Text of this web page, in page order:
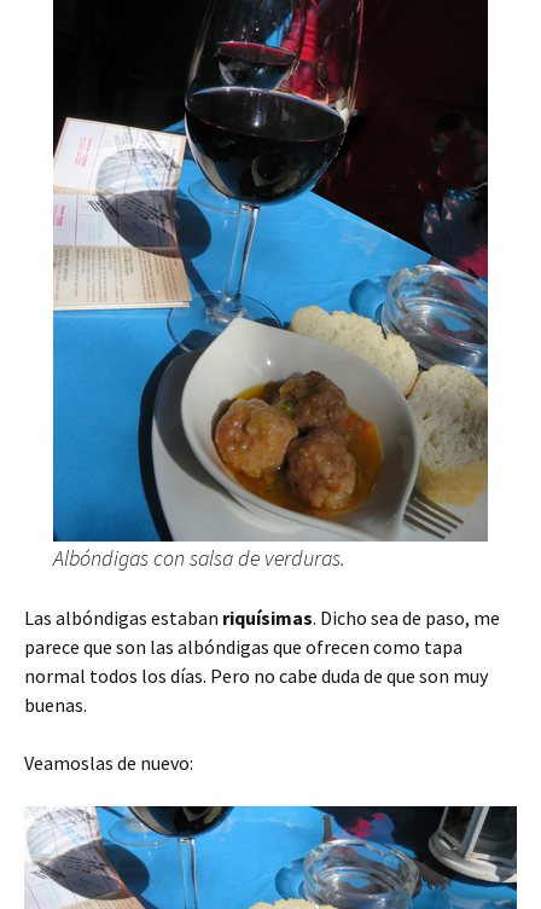
Albóndigas con salsa de verduras.
Las albóndigas estaban riquísimas. Dicho sea de paso, me
parece que son las albóndigas que ofrecen como tapa
normal todos los días. Pero no cabe duda de que son muy
buenas.
Veamoslas de nuevo: